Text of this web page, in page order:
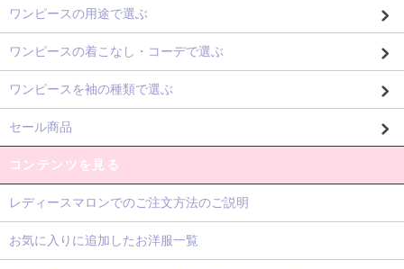
ワンピースの用途で選ぶ
ワンピースの着こなし・コーデで選ぶ
ワンピースを袖の種類で選ぶ
セール商品
コンテンツを見る
レディースマロンでのご注文方法のご説明
お気に入りに追加したお洋服一覧